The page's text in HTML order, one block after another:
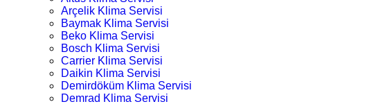
Arçelik Klima Servisi
Baymak Klima Servisi
Beko Klima Servisi
Bosch Klima Servisi
Carrier Klima Servisi
Daikin Klima Servisi
Demirdöküm Klima Servisi
Demrad Klima Servisi